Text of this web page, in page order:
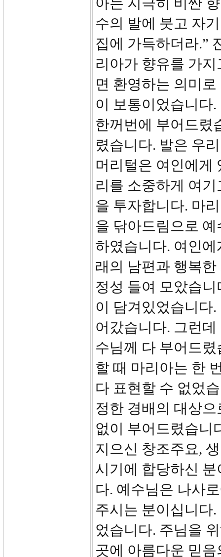
수의 발에 붓고 자
집에 가득하더라.”
리아가 향유를 가
면 환영하는 의미
이 보통이었습니다
한꺼번에 부어드렸
렸습니다. 발은 우
머리털은 여인에게
리를 소중하게 여
을 투자합니다. 마
을 닦아드림으로
하였습니다. 여인
래의 남편과 행복
정성 들여 모았습
이 담겨있었습니다
어갔습니다. 그런
수님께 다 부어드
할 때 마리아는 한
다 표현할 수 없었
정한 경배의 대상
없이 부어드렸습니
지으신 창조주요,
시기에 합당하신
다. 예수님은 나사
주시는 분이십니다
었습니다. 주님을
곳에 아름다운 믿